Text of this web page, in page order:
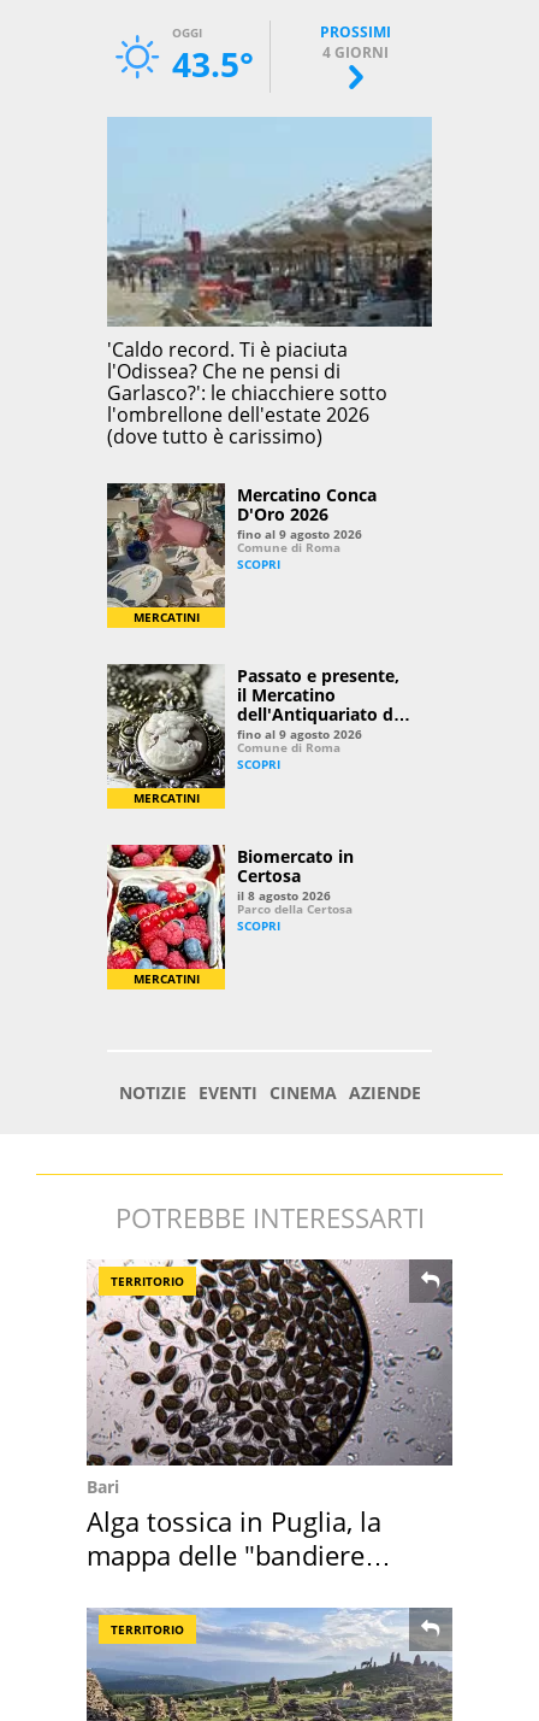
POTREBBE INTERESSARTI
TERRITORIO
Bari
Alga tossica in Puglia, la
mappa delle "bandiere
TERRITORIO